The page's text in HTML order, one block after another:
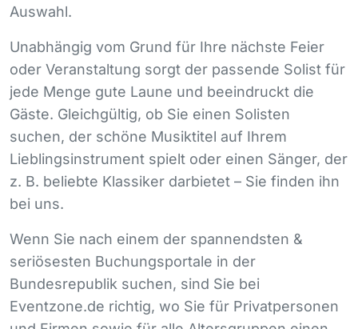
Auswahl.
Unabhängig vom Grund für Ihre nächste Feier
oder Veranstaltung sorgt der passende Solist für
jede Menge gute Laune und beeindruckt die
Gäste. Gleichgültig, ob Sie einen Solisten
suchen, der schöne Musiktitel auf Ihrem
Lieblingsinstrument spielt oder einen Sänger, der
z. B. beliebte Klassiker darbietet – Sie finden ihn
bei uns.
Wenn Sie nach einem der spannendsten &
seriösesten Buchungsportale in der
Bundesrepublik suchen, sind Sie bei
Eventzone.de richtig, wo Sie für Privatpersonen